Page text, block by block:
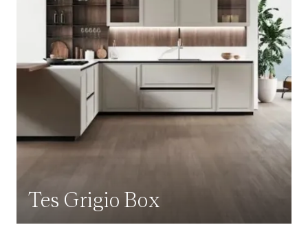
Tes Grigio Box